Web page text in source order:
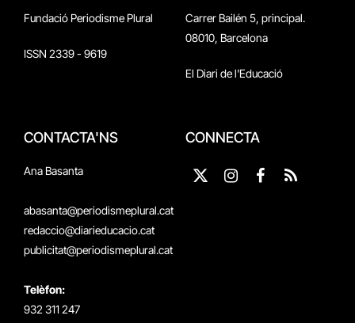
Fundació Periodisme Plural
ISSN 2339 - 9619
Carrer Bailén 5, principal.
08010, Barcelona
El Diari de l'Educació
CONTACTA'NS
Ana Basanta
abasanta@periodismeplural.cat
redaccio@diarieducacio.cat
publicitat@periodismeplural.cat
Telèfon:
932 311 247
CONNECTA
X
Instagram
Facebook
RSS